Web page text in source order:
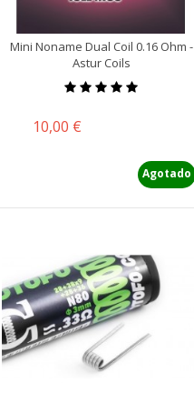
Mini Noname Dual Coil 0.16 Ohm -
Astur Coils
Precio
10,00 €
Agotado